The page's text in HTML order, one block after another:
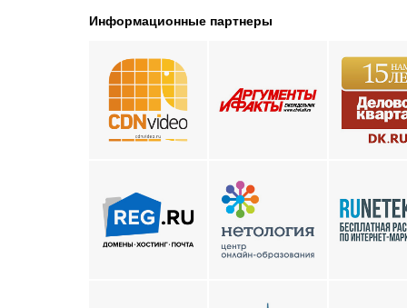
Информационные партнеры